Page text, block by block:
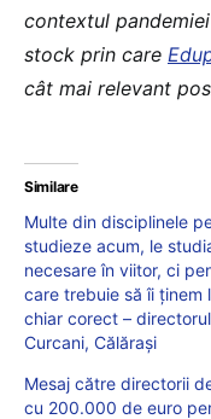
contextul
stock prin care
cât mai relevant
Similare
Multe din disciplinele
studieze acum, le
necesare în viitor, ci
care trebuie să îi ținem
chiar corect –
Curcani, Călărași
Mesaj către directorii
cu 200.000 de euro